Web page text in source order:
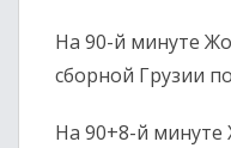
На 90-й минуте
сборной Грузии
На 90+8-й минуте